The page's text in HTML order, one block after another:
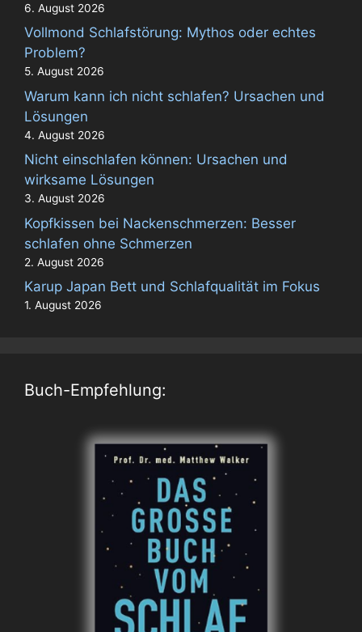
6. August 2026
Vollmond Schlafstörung: Mythos oder echtes
Problem?
5. August 2026
Warum kann ich nicht schlafen? Ursachen und
Lösungen
4. August 2026
Nicht einschlafen können: Ursachen und
wirksame Lösungen
3. August 2026
Kopfkissen bei Nackenschmerzen: Besser
schlafen ohne Schmerzen
2. August 2026
Karup Japan Bett und Schlafqualität im Fokus
1. August 2026
Buch-Empfehlung: